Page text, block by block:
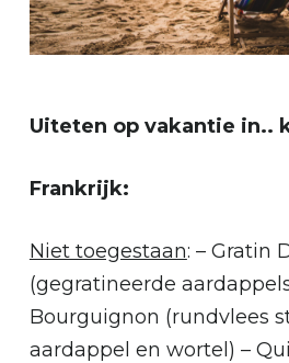
Geen producten
Uiteten op vakantie in..
Frankrijk:
Niet toegestaan: – Gratin
(gegratineerde
Bourguignon (rundvlees
aardappel en wortel) –